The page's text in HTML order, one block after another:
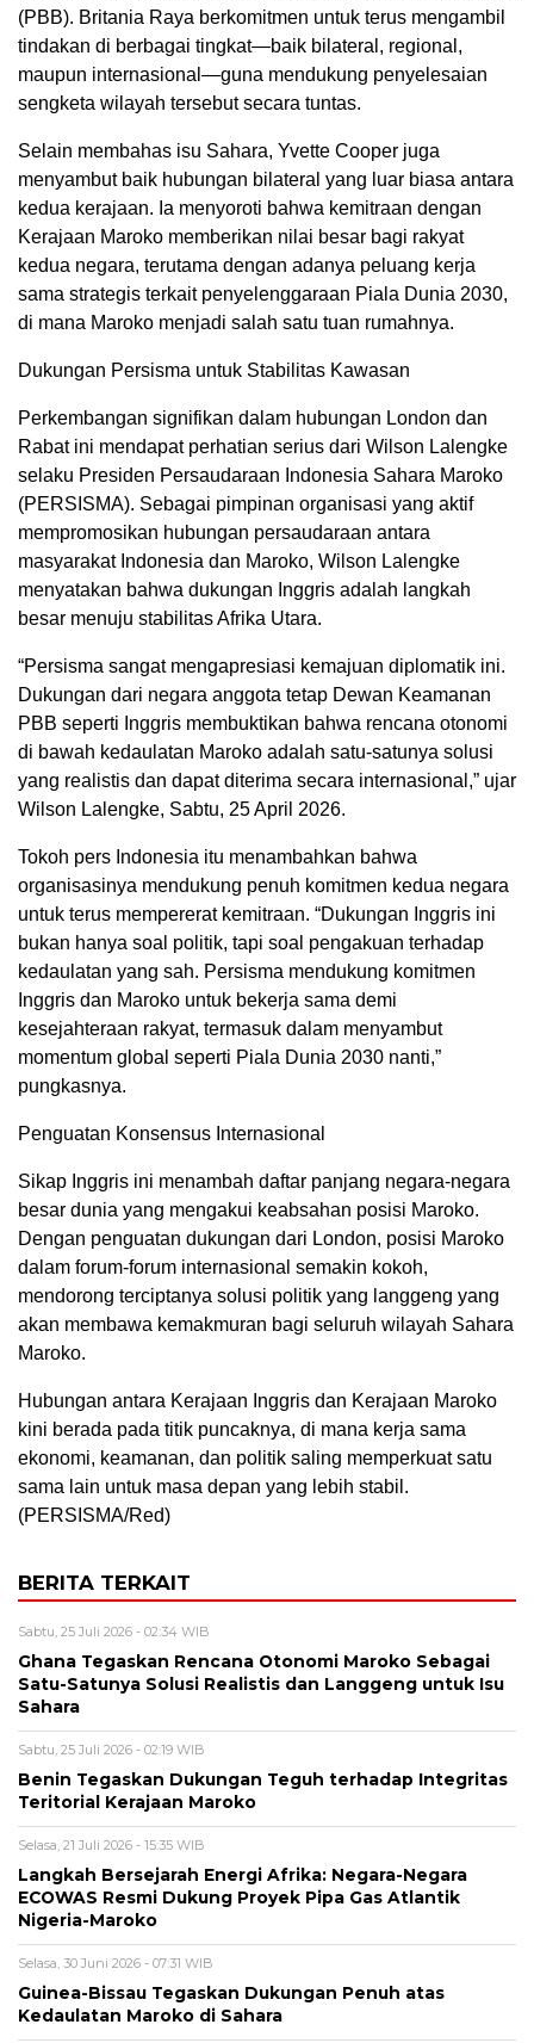
(PBB). Britania Raya berkomitmen untuk terus mengambil
tindakan di berbagai tingkat—baik bilateral, regional,
maupun internasional—guna mendukung penyelesaian
sengketa wilayah tersebut secara tuntas.
Selain membahas isu Sahara, Yvette Cooper juga
menyambut baik hubungan bilateral yang luar biasa antara
kedua kerajaan. Ia menyoroti bahwa kemitraan dengan
Kerajaan Maroko memberikan nilai besar bagi rakyat
kedua negara, terutama dengan adanya peluang kerja
sama strategis terkait penyelenggaraan Piala Dunia 2030,
di mana Maroko menjadi salah satu tuan rumahnya.
Dukungan Persisma untuk Stabilitas Kawasan
Perkembangan signifikan dalam hubungan London dan
Rabat ini mendapat perhatian serius dari Wilson Lalengke
selaku Presiden Persaudaraan Indonesia Sahara Maroko
(PERSISMA). Sebagai pimpinan organisasi yang aktif
mempromosikan hubungan persaudaraan antara
masyarakat Indonesia dan Maroko, Wilson Lalengke
menyatakan bahwa dukungan Inggris adalah langkah
besar menuju stabilitas Afrika Utara.
“Persisma sangat mengapresiasi kemajuan diplomatik ini.
Dukungan dari negara anggota tetap Dewan Keamanan
PBB seperti Inggris membuktikan bahwa rencana otonomi
di bawah kedaulatan Maroko adalah satu-satunya solusi
yang realistis dan dapat diterima secara internasional,” ujar
Wilson Lalengke, Sabtu, 25 April 2026.
Tokoh pers Indonesia itu menambahkan bahwa
organisasinya mendukung penuh komitmen kedua negara
untuk terus mempererat kemitraan. “Dukungan Inggris ini
bukan hanya soal politik, tapi soal pengakuan terhadap
kedaulatan yang sah. Persisma mendukung komitmen
Inggris dan Maroko untuk bekerja sama demi
kesejahteraan rakyat, termasuk dalam menyambut
momentum global seperti Piala Dunia 2030 nanti,”
pungkasnya.
Penguatan Konsensus Internasional
Sikap Inggris ini menambah daftar panjang negara-negara
besar dunia yang mengakui keabsahan posisi Maroko.
Dengan penguatan dukungan dari London, posisi Maroko
dalam forum-forum internasional semakin kokoh,
mendorong terciptanya solusi politik yang langgeng yang
akan membawa kemakmuran bagi seluruh wilayah Sahara
Maroko.
Hubungan antara Kerajaan Inggris dan Kerajaan Maroko
kini berada pada titik puncaknya, di mana kerja sama
ekonomi, keamanan, dan politik saling memperkuat satu
sama lain untuk masa depan yang lebih stabil.
(PERSISMA/Red)
BERITA TERKAIT
Sabtu, 25 Juli 2026 - 02:34 WIB
Ghana Tegaskan Rencana Otonomi Maroko Sebagai
Satu-Satunya Solusi Realistis dan Langgeng untuk Isu
Sahara
Sabtu, 25 Juli 2026 - 02:19 WIB
Benin Tegaskan Dukungan Teguh terhadap Integritas
Teritorial Kerajaan Maroko
Selasa, 21 Juli 2026 - 15:35 WIB
Langkah Bersejarah Energi Afrika: Negara-Negara
ECOWAS Resmi Dukung Proyek Pipa Gas Atlantik
Nigeria-Maroko
Selasa, 30 Juni 2026 - 07:31 WIB
Guinea-Bissau Tegaskan Dukungan Penuh atas
Kedaulatan Maroko di Sahara